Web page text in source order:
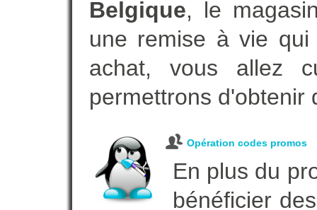
Belgique, le
une remise à vie qui
achat, vous allez
permettrons d'obtenir
Opération codes promos
En plus du
bénéficier